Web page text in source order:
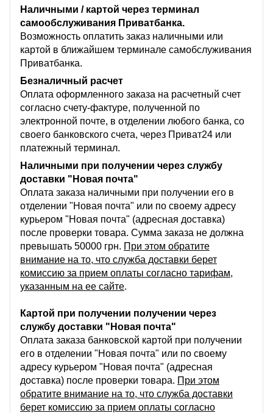
Наличными / картой через терминал
самообслуживания Приватбанка.
Возможность оплатить заказ наличными или
картой в ближайшем терминале самобслуживания
Приватбанка.
Безналичный расчет
Оплата оформленного заказа на расчетный счет
согласно счету-фактуре, полученной по
электронной почте, в отделении любого банка, со
своего банковского счета, через Приват24 или
платежный терминал.
Наличными при получении через службу
доставки "Новая почта"
Оплата заказа наличными при получении его в
отделении "Новая почта" или по своему адресу
курьером "Новая почта" (адресная доставка)
после проверки товара. Сумма заказа не должна
превышать 50000 грн. При этом обратите
внимание на то, что служба доставки берет
комиссию за прием оплаты согласно тарифам,
указанным на ее сайте.
Картой при получении получении через
службу доставки "Новая почта"
Оплата заказа банковской картой при получении
его в отделении "Новая почта" или по своему
адресу курьером "Новая почта" (адресная
доставка) после проверки товара. При этом
обратите внимание на то, что служба доставки
берет комиссию за прием оплаты согласно